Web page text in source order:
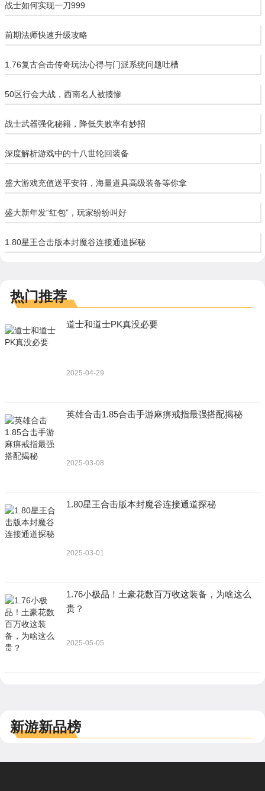
战士如何实现一刀999
前期法师快速升级攻略
1.76复古合击传奇玩法心得与门派系统问题吐槽
50区行会大战，西南名人被揍惨
战士武器强化秘籍，降低失败率有妙招
深度解析游戏中的十八世轮回装备
盛大游戏充值送平安符，海量道具高级装备等你拿
盛大新年发“红包”，玩家纷纷叫好
1.80星王合击版本封魔谷连接通道探秘
热门推荐
道士和道士PK真没必要
2025-04-29
英雄合击1.85合击手游麻痹戒指最强搭配揭秘
2025-03-08
1.80星王合击版本封魔谷连接通道探秘
2025-03-01
1.76小极品！土豪花数百万收这装备，为啥这么
贵？
2025-05-05
新游新品榜